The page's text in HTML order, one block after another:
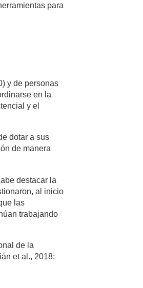
para
y de personas
en la
y el
dotar a sus
de manera
destacar la
al inicio
las
trabajando
de la
et al., 2018;